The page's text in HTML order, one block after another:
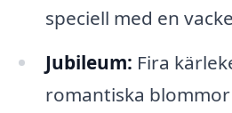
speciell med en
Jubileum: Fira
romantiska